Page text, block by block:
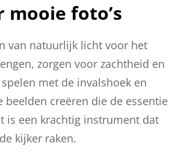
foto’s
van natuurlijk licht voor het
zorgen voor zachtheid en
met de invalshoek en
creëren die de essentie
is een krachtig instrument dat
kijker raken.